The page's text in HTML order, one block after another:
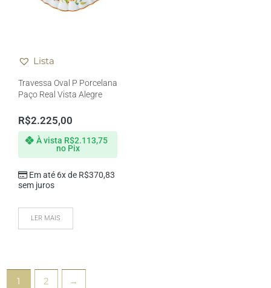
Lista
Travessa Oval P Porcelana
Paço Real Vista Alegre
R$2.225,00
Em até 6x de R$370,83
sem juros
À vista R$2.113,75
no Pix
LER MAIS
1 2 →